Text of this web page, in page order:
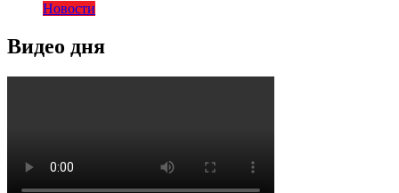
Новости
Видео дня